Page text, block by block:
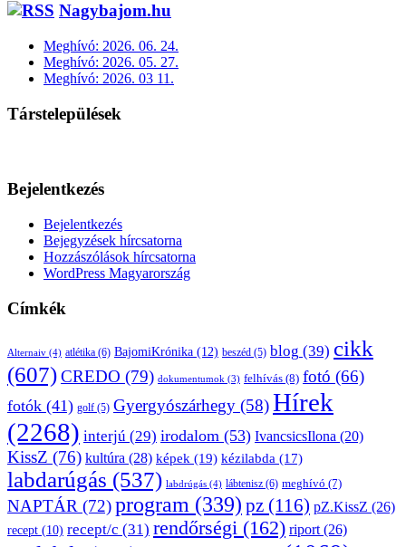
Nagybajom.hu
Meghívó: 2026. 06. 24.
Meghívó: 2026. 05. 27.
Meghívó: 2026. 03 11.
Társtelepülések
Bejelentkezés
Bejelentkezés
Bejegyzések hírcsatorna
Hozzászólások hírcsatorna
WordPress Magyarország
Címkék
Alternaiv (4) atlétika (6) BajomiKrónika (12) beszéd (5) blog (39) cikk
(607)CREDO (79) dokumentumok (3) felhívás (8) fotó (66)
fotók (41) golf (5) Gyergyószárhegy (58)Hírek
(2268) interjú (29) irodalom (53) IvancsicsIlona (20)
KissZ (76) kultúra (28) képek (19) kézilabda (17)
labdarúgás (537) labdrúgás (4) lábtenisz (6) meghívó (7)
NAPTÁR (72)program (339) pz (116) pZ.KissZ (26)
recept (10) recept/c (31) rendőrségi (162) riport(26)